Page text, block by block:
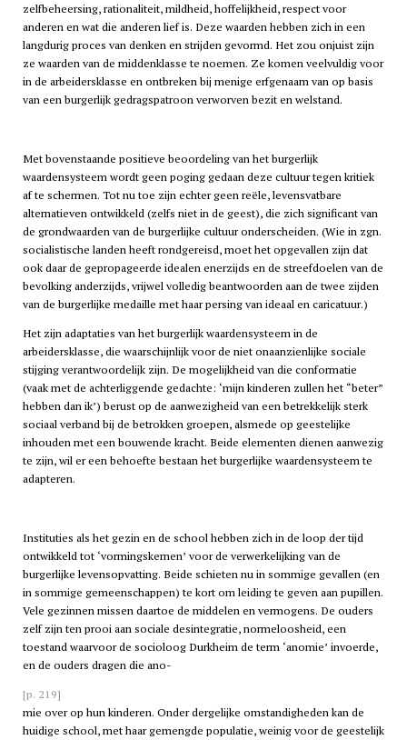
zelfbeheersing, rationaliteit, mildheid, hoffelijkheid, respect voor
anderen en wat die anderen lief is. Deze waarden hebben zich in een
langdurig proces van denken en strijden gevormd. Het zou onjuist zijn
ze waarden van de middenklasse te noemen. Ze komen veelvuldig voor
in de arbeidersklasse en ontbreken bij menige erfgenaam van op basis
van een burgerlijk gedragspatroon verworven bezit en welstand.
Met bovenstaande positieve beoordeling van het burgerlijk
waardensysteem wordt geen poging gedaan deze cultuur tegen kritiek
af te schermen. Tot nu toe zijn echter geen reële, levensvatbare
alternatieven ontwikkeld (zelfs niet in de geest), die zich significant van
de grondwaarden van de burgerlijke cultuur onderscheiden. (Wie in zgn.
socialistische landen heeft rondgereisd, moet het opgevallen zijn dat
ook daar de gepropageerde idealen enerzijds en de streefdoelen van de
bevolking anderzijds, vrijwel volledig beantwoorden aan de twee zijden
van de burgerlijke medaille met haar persing van ideaal en caricatuur.)
Het zijn adaptaties van het burgerlijk waardensysteem in de
arbeidersklasse, die waarschijnlijk voor de niet onaanzienlijke sociale
stijging verantwoordelijk zijn. De mogelijkheid van die conformatie
(vaak met de achterliggende gedachte: ‘mijn kinderen zullen het “beter”
hebben dan ik’) berust op de aanwezigheid van een betrekkelijk sterk
sociaal verband bij de betrokken groepen, alsmede op geestelijke
inhouden met een bouwende kracht. Beide elementen dienen aanwezig
te zijn, wil er een behoefte bestaan het burgerlijke waardensysteem te
adapteren.
Instituties als het gezin en de school hebben zich in de loop der tijd
ontwikkeld tot ‘vormingskernen’ voor de verwerkelijking van de
burgerlijke levensopvatting. Beide schieten nu in sommige gevallen (en
in sommige gemeenschappen) te kort om leiding te geven aan pupillen.
Vele gezinnen missen daartoe de middelen en vermogens. De ouders
zelf zijn ten prooi aan sociale desintegratie, normeloosheid, een
toestand waarvoor de socioloog Durkheim de term ‘anomie’ invoerde,
en de ouders dragen die ano-
[p. 219]
mie over op hun kinderen. Onder dergelijke omstandigheden kan de
huidige school, met haar gemengde populatie, weinig voor de geestelijk